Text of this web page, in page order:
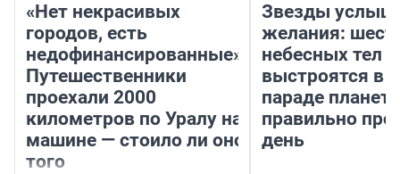
«Нет некрасивых
городов, есть
недофинансированные».
Путешественники
проехали 2000
километров по Уралу на
машине — стоило ли оно
того
Звезды
желания:
небесных тел
выстроятся в
параде планет
правильно
день